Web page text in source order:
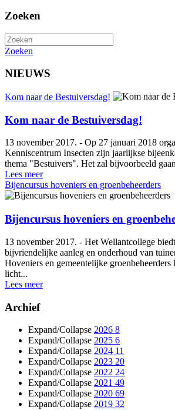
Zoeken
Zoeken
NIEUWS
Kom naar de Bestuiversdag!
Kom naar de Bestuiversdag!
13 november 2017. - Op 27 januari 2018
Kenniscentrum Insecten zijn jaarlijkse
thema "Bestuivers". Het zal bijvoorbeeld
Lees meer
Bijencursus hoveniers en groenbeheerders
Bijencursus hoveniers en
13 november 2017. - Het Wellantcollege
bijvriendelijke aanleg en onderhoud van
Hoveniers en gemeentelijke groenbeheerders
licht...
Lees meer
Archief
Expand/Collapse 2026 8
Expand/Collapse 2025 6
Expand/Collapse 2024 11
Expand/Collapse 2023 20
Expand/Collapse 2022 24
Expand/Collapse 2021 49
Expand/Collapse 2020 69
Expand/Collapse 2019 32